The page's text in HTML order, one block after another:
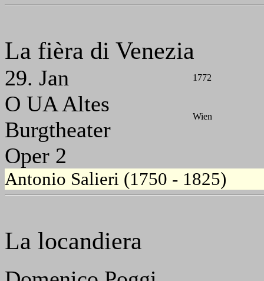
La fièra di Venezia
29. Jan 1772
O UA Altes
Burgtheater
Wien
Oper 2
Antonio Salieri (1750 - 1825)
La locandiera